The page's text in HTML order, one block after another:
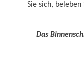
Sie sich,
Das